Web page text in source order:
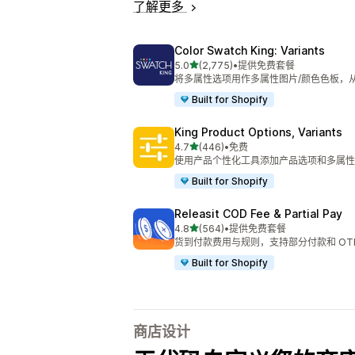
了解更多
Color Swatch King: Variants
5.0星（满分 5 星）
(2,775)
总共 2775 条评论
•提供免费套餐
将多属性选项用作多属性图片/颜色色板，
Built for Shopify
King Product Options, Variants
4.7星（满分 5 星）
(446)
总共 446 条评论
•免费
使用产品个性化工具添加产品选项和多属
Built for Shopify
Releasit COD Fee & Partial Pay
4.8星（满分 5 星）
(564)
总共 564 条评论
•提供免费套餐
货到付款费用与规则，支持部分付款和
Built for Shopify
商店设计